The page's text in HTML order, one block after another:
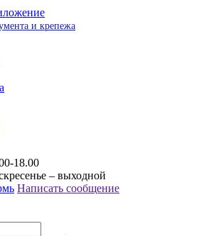
и крепежа
18.00
– выходной
Написать сообщение